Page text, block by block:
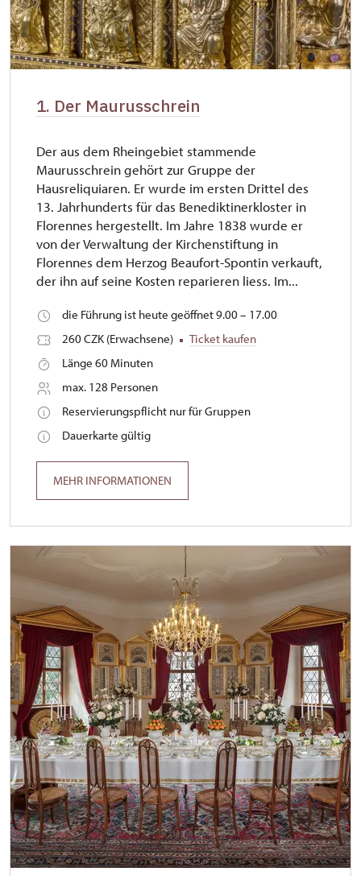
1. Der Maurusschrein
Der aus dem Rheingebiet stammende
Maurusschrein gehört zur Gruppe der
Hausreliquiaren. Er wurde im ersten Drittel des
13. Jahrhunderts für das Benediktinerkloster in
Florennes hergestellt. Im Jahre 1838 wurde er
von der Verwaltung der Kirchenstiftung in
Florennes dem Herzog Beaufort-Spontin verkauft,
der ihn auf seine Kosten reparieren liess. Im...
die Führung ist heute geöffnet 9.00 – 17.00
260 CZK (Erwachsene)
Ticket kaufen
Länge 60 Minuten
max. 128 Personen
Reservierungspflicht nur für Gruppen
Dauerkarte gültig
MEHR INFORMATIONEN